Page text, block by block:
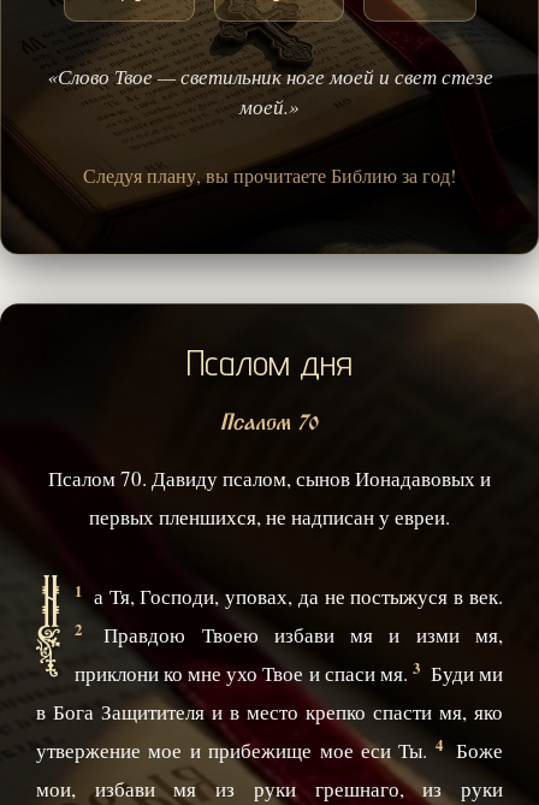
«Слово Твое — светильник ноге моей и свет стезе
моей.»
Следуя плану, вы прочитаете Библию за год!
Псалом дня
Псалом 70
Псалом 70. Давиду псалом, сынов Ионадавовых и
первых пленшихся, не надписан у евреи.
1
Н а Тя, Господи, уповах, да не постыжуся в век.
2
Правдою Твоею избави мя и изми мя,
приклони ко мне ухо Твое и спаси мя. 3 Буди ми
в Бога Защитителя и в место крепко спасти мя, яко
утвержение мое и прибежище мое еси Ты. 4
Боже
мои, избави мя из руки грешнаго, из руки